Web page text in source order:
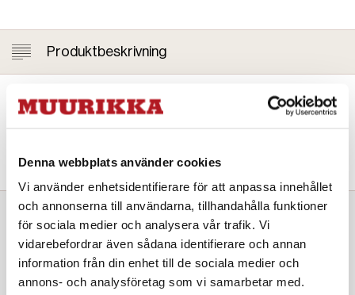
Denna webbplats använder cookies
Vi använder enhetsidentifierare för att anpassa innehållet
och annonserna till användarna, tillhandahålla funktioner
för sociala medier och analysera vår trafik. Vi
vidarebefordrar även sådana identifierare och annan
information från din enhet till de sociala medier och
annons- och analysföretag som vi samarbetar med.
Produktbeskrivning
Om produkten:
Blötlägg rökspånen i vatten 10–20 minuter innan de strös ut
Komplettera gärna med